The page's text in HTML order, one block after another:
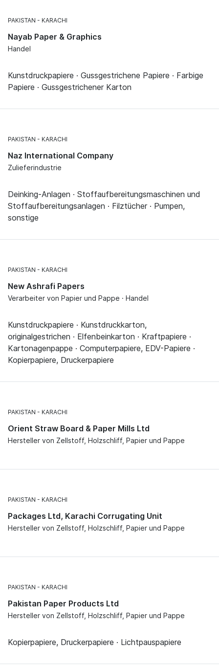
PAKISTAN KARACHI
Nayab Paper & Graphics
Handel
Kunstdruckpapiere · Gussgestrichene Papiere · Farbige
Papiere · Gussgestrichener Karton
PAKISTAN KARACHI
Naz International Company
Zulieferindustrie
Deinking-Anlagen · Stoffaufbereitungsmaschinen und
Stoffaufbereitungsanlagen · Filztücher · Pumpen,
sonstige
PAKISTAN KARACHI
New Ashrafi Papers
Verarbeiter von Papier und Pappe · Handel
Kunstdruckpapiere · Kunstdruckkarton,
originalgestrichen · Elfenbeinkarton · Kraftpapiere ·
Kartonagenpappe · Computerpapiere, EDV-Papiere ·
Kopierpapiere, Druckerpapiere
PAKISTAN KARACHI
Orient Straw Board & Paper Mills Ltd
Hersteller von Zellstoff, Holzschliff, Papier und Pappe
PAKISTAN KARACHI
Packages Ltd, Karachi Corrugating Unit
Hersteller von Zellstoff, Holzschliff, Papier und Pappe
PAKISTAN KARACHI
Pakistan Paper Products Ltd
Hersteller von Zellstoff, Holzschliff, Papier und Pappe
Kopierpapiere, Druckerpapiere · Lichtpauspapiere